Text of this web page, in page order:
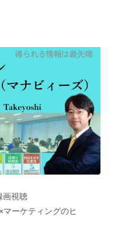
画視聴
ーケティングのヒ